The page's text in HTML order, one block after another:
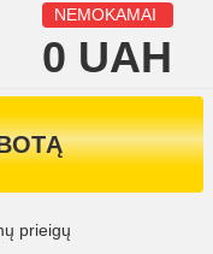
NEMOKAMAI
0 UAH
prieigų